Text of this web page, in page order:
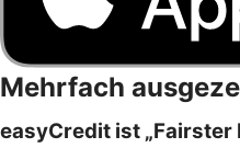
Mehrfach
easyCredit ist